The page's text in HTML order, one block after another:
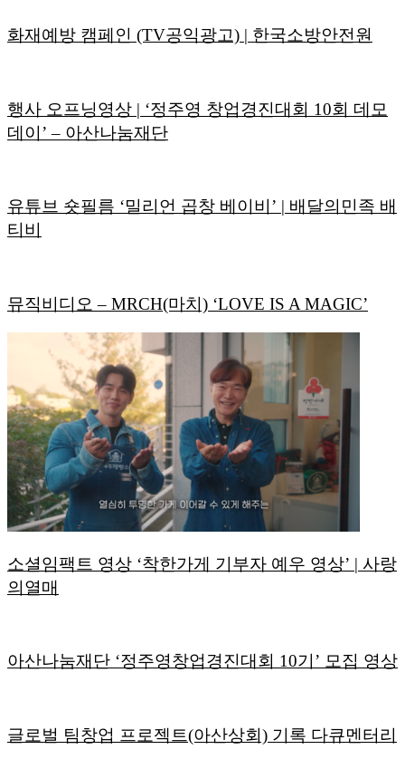
화재예방 캠페인 (TV공익광고) | 한국소방안전원
행사 오프닝영상 | ‘정주영 창업경진대회 10회 데모
데이’ – 아산나눔재단
유튜브 숏필름 ‘밀리언 곱창 베이비’ | 배달의민족 배
티비
뮤직비디오 – MRCH(마치) ‘LOVE IS A MAGIC’
소셜임팩트 영상 ‘착한가게 기부자 예우 영상’ | 사랑
의열매
아산나눔재단 ‘정주영창업경진대회 10기’ 모집 영상
글로벌 팀창업 프로젝트(아산상회) 기록 다큐멘터리